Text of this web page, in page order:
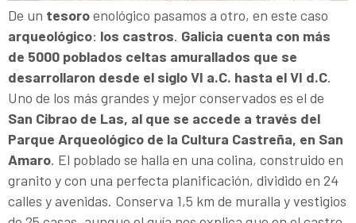
De un tesoroenológico pasamos a otro, en este caso
arqueológico: los castros. Galicia cuenta con más
de 5000 poblados celtas amurallados que se
desarrollaron desde el siglo VI a.C. hasta el VI d.C.
Uno de los más grandes y mejor conservados es el de
San Cibrao de Las, al que se accede a través del
Parque Arqueológico de la Cultura Castreña, en San
Amaro. El poblado se halla en una colina, construido en
granito y con una perfecta planificación, dividido en 24
calles y avenidas. Conserva 1,5 km de muralla y vestigios